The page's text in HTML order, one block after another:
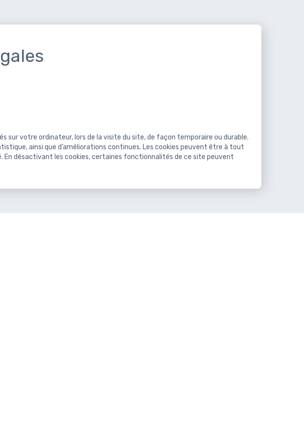
votre ordinateur, lors de la visite du site, de façon temporaire ou durable.
ainsi que d’améliorations continues. Les cookies peuvent être à tout
désactivant les cookies, certaines fonctionnalités de ce site peuvent